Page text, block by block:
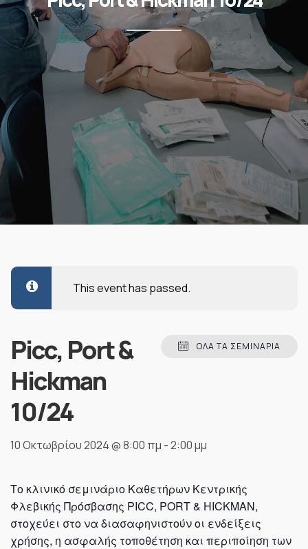
This event has passed.
ΌΛΑ ΤΑ ΣΕΜΙΝΆΡΙΑ
Picc, Port &
Hickman
10/24
10 Οκτωβρίου 2024 @ 8:00 πμ -2:00 μμ
Το κλινικό σεμινάριο Καθετήρων Κεντρικής
Φλεβικής Πρόσβασης PICC, PORT & HICKMAN,
στοχεύει στο να διασαφηνιστούν οι ενδείξεις
χρήσης, η ασφαλής τοποθέτηση και περιποίηση των